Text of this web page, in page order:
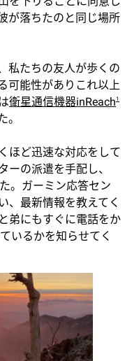
が落ちたのと同じ場所
私たちの友人が歩くの
可能性がありこれ以上
衛星通信機器inReach1
。
ほど迅速な対応をして
ーの派遣を手配し、
。ガーミン応答セン
、最新情報を教えてく
弟にもすぐに電話をか
いるかを知らせてく